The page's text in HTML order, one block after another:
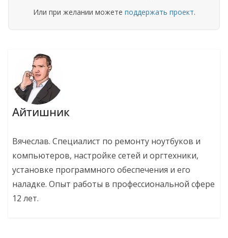
Или при желании можете поддержать проект.
Айтишник
Вячеслав. Специалист по ремонту ноутбуков и
компьютеров, настройке сетей и оргтехники,
установке программного обеспечения и его
наладке. Опыт работы в профессиональной сфере
12 лет.